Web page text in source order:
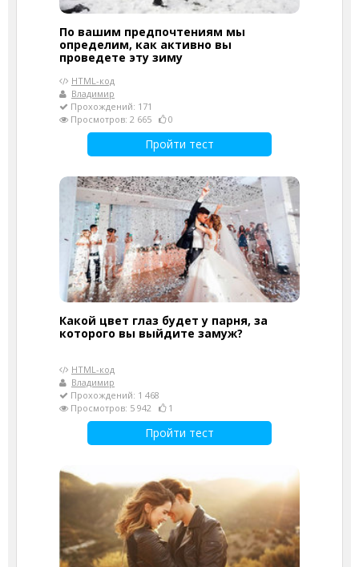
По вашим предпочтениям мы
определим, как активно вы
проведете эту зиму
HTML-код
Владимир
Прохождений: 171
Просмотров: 2 665
0
Пройти тест
Какой цвет глаз будет у парня, за
которого вы выйдите замуж?
HTML-код
Владимир
Прохождений: 1 468
Просмотров: 5 942
1
Пройти тест